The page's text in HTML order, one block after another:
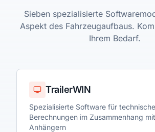
Sieben spezialisierte
Aspekt des Fahrzeugaufbaus.
Ihrem Bedarf.
TrailerWIN
Spezialisierte Software für technische
Berechnungen im Zusammenhang
Anhängern